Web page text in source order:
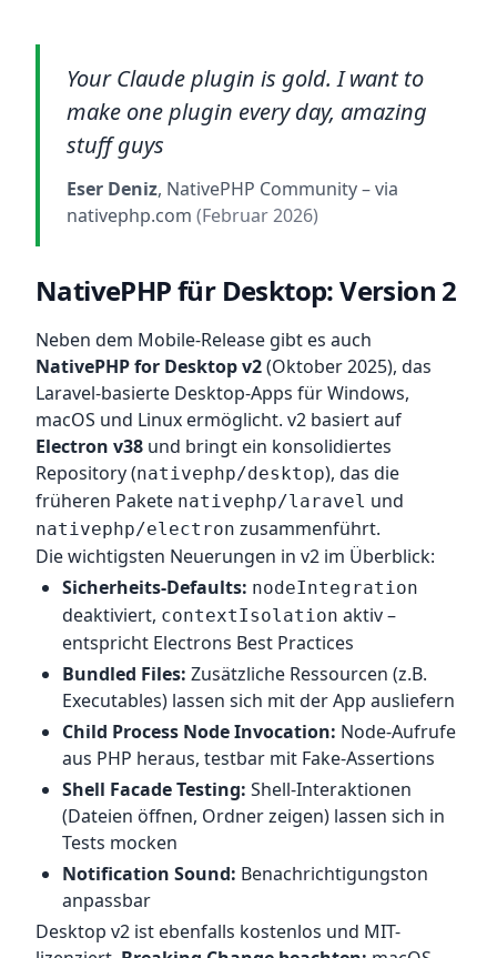
Your Claude plugin is gold. I want to
make one plugin every day, amazing
stuff guys
Eser Deniz, NativePHP Community– via
nativephp.com (Februar 2026)
NativePHP für Desktop: Version 2
Neben dem Mobile-Release gibt es auch
NativePHP for Desktop v2(Oktober 2025), das
Laravel-basierte Desktop-Apps für Windows,
macOS und Linux ermöglicht. v2 basiert auf
Electron v38 und bringt ein konsolidiertes
Repository (nativephp/desktop), das die
früheren Pakete nativephp/laravel und
nativephp/electron zusammenführt.
Die wichtigsten Neuerungen in v2 im Überblick:
Sicherheits-Defaults: nodeIntegration
deaktiviert, contextIsolation aktiv –
entspricht Electrons Best Practices
Bundled Files: Zusätzliche Ressourcen (z.B.
Executables) lassen sich mit der App ausliefern
Child Process Node Invocation: Node-Aufrufe
aus PHP heraus, testbar mit Fake-Assertions
Shell Facade Testing: Shell-Interaktionen
(Dateien öffnen, Ordner zeigen) lassen sich in
Tests mocken
Notification Sound: Benachrichtigungston
anpassbar
Desktop v2 ist ebenfalls kostenlos und MIT-